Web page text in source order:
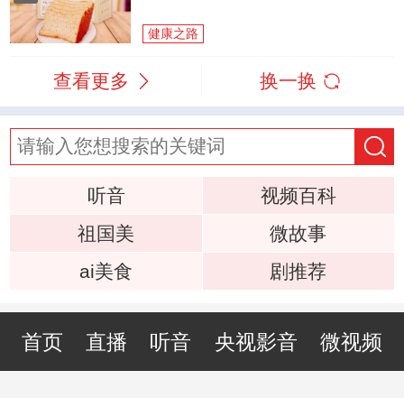
健康之路
查看更多 换一换
听音
视频百科
祖国美
微故事
ai美食
剧推荐
首页 直播 听音 央视影音 微视频